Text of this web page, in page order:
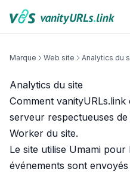
Aller au contenu
Marque Web site Analytics du
Analytics du site
Comment
serveur respectueuses
Worker du site.
Le site utilise Umami
événements sont